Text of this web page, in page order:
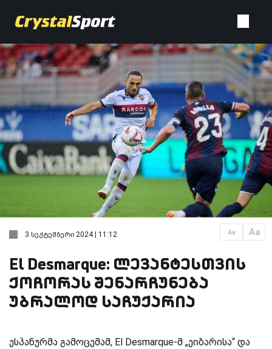
Aa Aa
3 სექტემბერი 2024 | 11:12
El Desmarque: ლევანტესთვის
ქოჩორას შენარჩუნება
უბრალოდ საჩუქარია
ესპანურმა გამოცემამ, El Desmarque-მ „ეიბარისა“ და